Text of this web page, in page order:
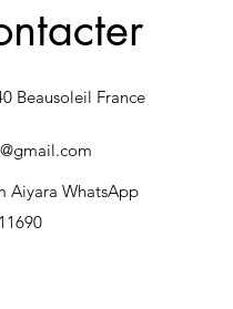
Beausoleil France
Aiyara WhatsApp